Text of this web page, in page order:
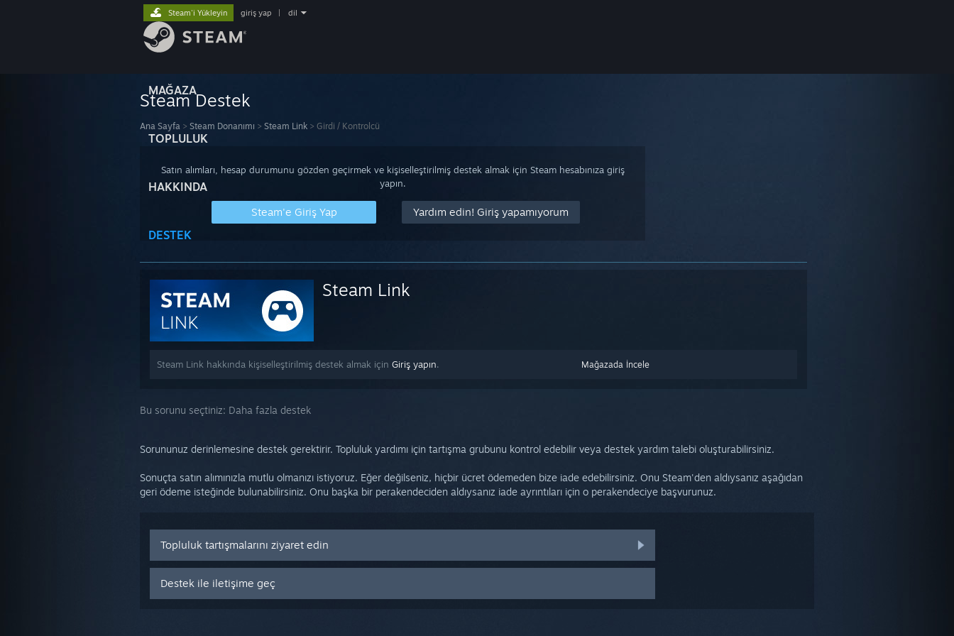
MAĞAZA
TOPLULUK
HAKKINDA
DESTEK
Steam'i Yükleyin giriş yap dil
Steam Destek
Ana Sayfa > Steam Donanımı > Steam Link > Girdi / Kontrolcü
Satın alımları, hesap durumunu gözden geçirmek ve kişiselleştirilmiş destek almak için Steam hesabınıza giriş
yapın.
Steam'e Giriş Yap Yardım edin! Giriş yapamıyorum
Steam Link
Mağazada İncele
Steam Link hakkında kişiselleştirilmiş destek almak için Giriş yapın.
Bu sorunu seçtiniz: Daha fazla destek
Sorununuz derinlemesine destek gerektirir. Topluluk yardımı için tartışma grubunu kontrol edebilir veya destek yardım talebi oluşturabilirsiniz.
Sonuçta satın alımınızla mutlu olmanızı istiyoruz. Eğer değilseniz, hiçbir ücret ödemeden bize iade edebilirsiniz. Onu Steam'den aldıysanız aşağıdan
geri ödeme isteğinde bulunabilirsiniz. Onu başka bir perakendeciden aldıysanız iade ayrıntıları için o perakendeciye başvurunuz.
Topluluk tartışmalarını ziyaret edin
Destek ile iletişime geç